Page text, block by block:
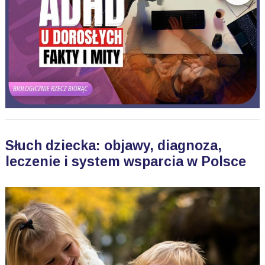
Słuch dziecka: objawy, diagnoza,
leczenie i system wsparcia w Polsce